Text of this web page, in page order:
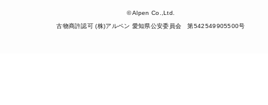
© Alpen Co.,Ltd.
古物商許認可 (株)アルペン 愛知県公安委員会 第542549905500号